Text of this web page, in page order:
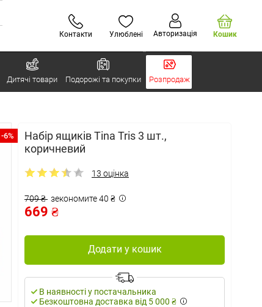
Контакти Улюблені Авторизація Кошик
Дитячі товари Подорожі та покупки Розпродаж
6%
Набір ящиків Tina Tris 3 шт.,
коричневий
13 оцінка
709 ₴ зекономите 40 ₴
669 ₴
Додати у кошик
В наявності у постачальника
Безкоштовна доставка від 5 000 ₴